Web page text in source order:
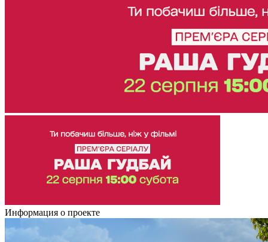
Информация о проекте